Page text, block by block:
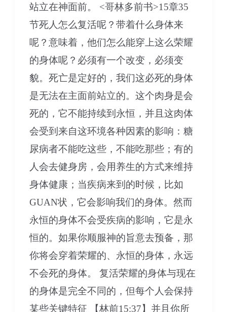
站立在神面前。 <哥林多前书>15章35
节死人怎么复活呢？带着什么身体来
呢？意味着，他们怎么能穿上这么荣耀
的身体呢？必须有一个改变，必须变
貌。死亡是定好的，我们这必死的身体
是无法在主面前站立的。这个肉身是会
死的，它不能持续到永恒，并且这肉体
会受到来自这环境各种因素的影响：糖
尿病者不能吃这些，不能吃那些；有的
人会去健身房，会用养生的方式来维持
身体健康；当疾病来到的时候，比如
GUAN状，它会影响我们的身体。然而
永恒的身体不会受疾病的影响，它是永
恒的。如果你顺服神的旨意去预备，那
你将会穿着荣耀的、永恒的身体，永远
不会死的身体。 复活荣耀的身体与现在
的身体是完全不同的，但每个人会保持
某些关键特征 【林前15:37】并且你所